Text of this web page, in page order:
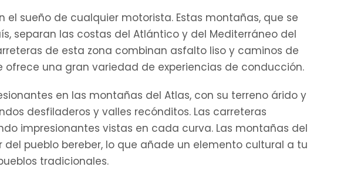
el sueño de cualquier motorista. Estas montañas, que se
separan las costas del Atlántico y del Mediterráneo del
de esta zona combinan asfalto liso y caminos de
ofrece una gran variedad de experiencias de conducción.
en las montañas del Atlas, con su terreno árido y
desfiladeros y valles recónditos. Las carreteras
impresionantes vistas en cada curva. Las montañas del
pueblo bereber, lo que añade un elemento cultural a tu
tradicionales.